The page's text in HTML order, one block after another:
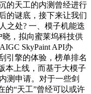
的天工的内测曾经进行
的谜底，接下来让我们
之处? 一、模子机能迭
，拟向蜜莱坞科技供
SkyPaint API办
引擎的体验，榜单排名
本上线，而基于大模子
测申请。对于一些剑
的“天工”曾经可以或许